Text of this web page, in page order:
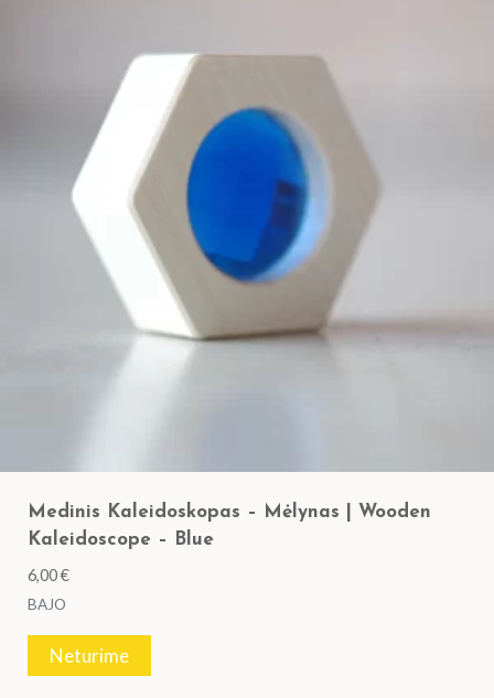
Medinis Kaleidoskopas – Mėlynas | Wooden
Kaleidoscope – Blue
6,00€
BAJO
Neturime